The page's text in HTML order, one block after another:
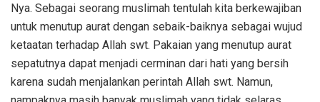
Nya. Sebagai seorang muslimah tentulah kita berkewajiban
untuk menutup aurat dengan sebaik-baiknya sebagai wujud
ketaatan terhadap Allah swt. Pakaian yang menutup aurat
sepatutnya dapat menjadi cerminan dari hati yang bersih
karena sudah menjalankan perintah Allah swt. Namun,